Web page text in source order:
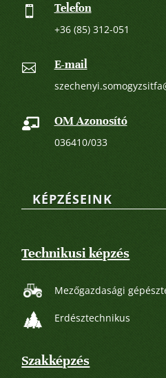
 Telefon
+36 (85) 312-051
 E-mail
 OM Azonosító
036410/033
KÉPZÉSEINK
Technikusi képzés
Mezőgazdasági
Erdésztechnikus
Szakképzés